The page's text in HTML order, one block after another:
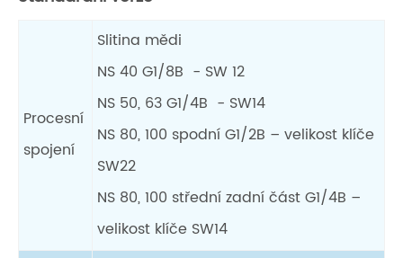
Procesní
spojení
Slitina mědi
NS 40 G1/8B - SW 12
NS 50, 63 G1/4B - SW14
NS 80, 100 spodní G1/2B – velikost klíče
SW22
NS 80, 100 střední zadní část G1/4B –
velikost klíče SW14